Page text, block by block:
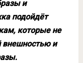
и
подойдёт
которые не
внешностью и